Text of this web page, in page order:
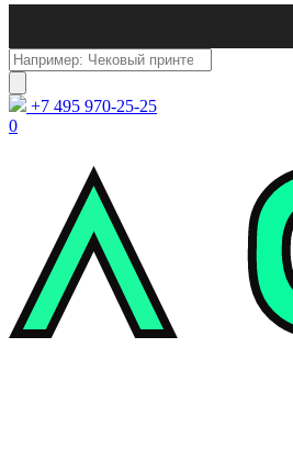
Поиск
товаров
+7 495 970-25-25
0